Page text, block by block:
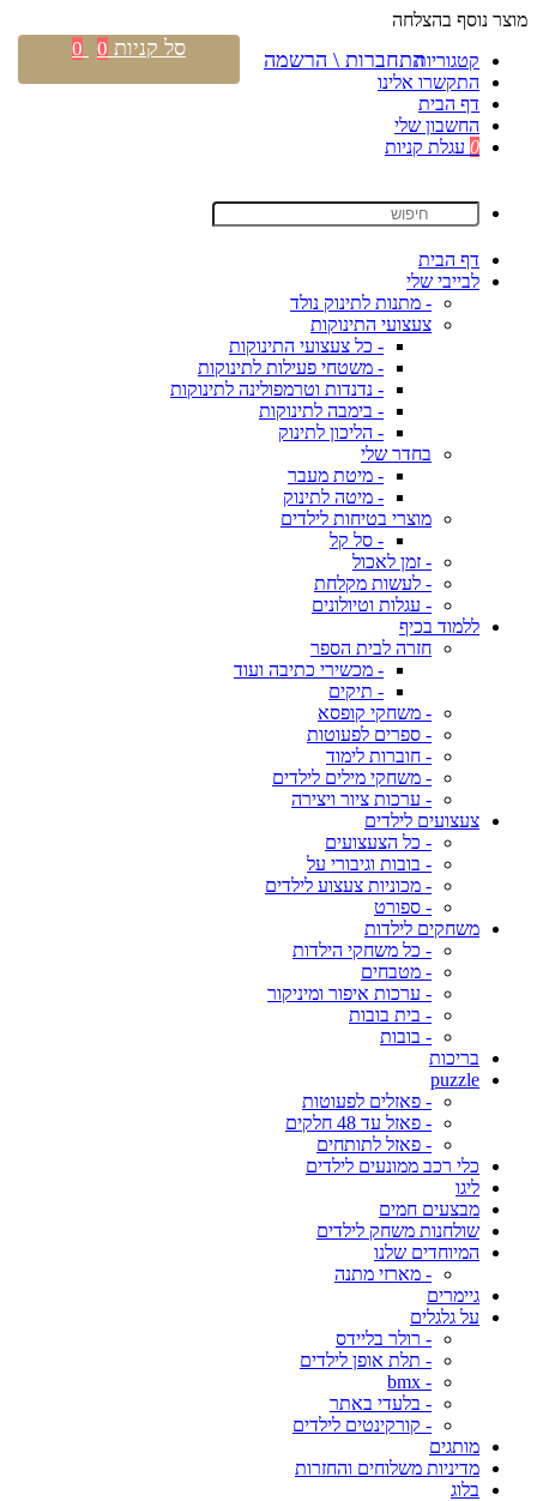
מוצר נוסף בהצלחה
קטגוריות
התקשרו אלינו
דף הבית
החשבון שלי
0 עגלת קניות
דף הבית
לבייבי שלי
- מתנות לתינוק נולד
צעצועי התינוקות
- כל צעצועי התינוקות
- משטחי פעילות לתינוקות
- נדנדות וטרמפולינה לתינוקות
- בימבה לתינוקות
- הליכון לתינוק
בחדר שלי
- מיטת מעבר
- מיטה לתינוק
מוצרי בטיחות לילדים
- סל קל
- זמן לאכול
- לעשות מקלחת
- עגלות וטיולונים
ללמוד בכיף
חזרה לבית הספר
- מכשירי כתיבה ועוד
- תיקים
- משחקי קופסא
- ספרים לפעוטות
- חוברות לימוד
- משחקי מילים לילדים
- ערכות ציור ויצירה
צעצועים לילדים
- כל הצעצועים
- בובות וגיבורי על
- מכוניות צעצוע לילדים
- ספורט
משחקים לילדות
- כל משחקי הילדות
- מטבחים
- ערכות איפור ומיניקור
- בית בובות
- בובות
בריכות
puzzle
- פאזלים לפעוטות
- פאזל עד 48 חלקים
- פאזל לתותחים
כלי רכב ממונעים לילדים
ליגו
מבצעים חמים
שולחנות משחק לילדים
המיוחדים שלנו
- מארזי מתנה
גיימרים
על גלגלים
- רולר בליידס
- תלת אופן לילדים
- bmx
- בלעדי באתר
- קורקינטים לילדים
מותגים
מדיניות משלוחים והחזרות
בלוג
התחברות \ הרשמה סל קניות 0
0